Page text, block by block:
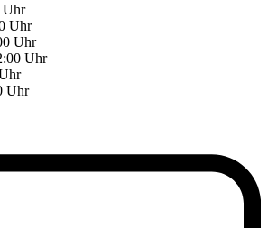
Uhr
Uhr
Uhr
Uhr
Uhr